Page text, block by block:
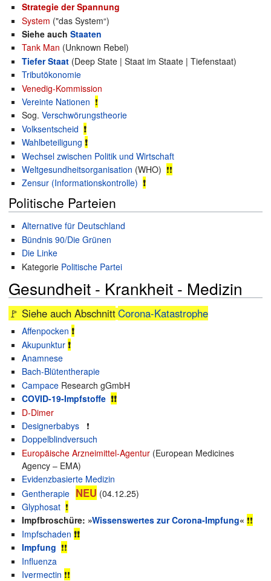
Strategie der Spannung
System ("das System“)
Siehe auchStaaten
Tank Man (Unknown Rebel)
Tiefer Staat (Deep State | Staat im Staate | Tiefenstaat)
Tributökonomie
Venedig-Kommission
Vereinte Nationen ❗
Sog.Verschwörungstheorie
Volksentscheid ❗
Wahlbeteiligung ❗
Wechsel zwischen Politik und Wirtschaft
Weltgesundheitsorganisation (WHO) ❗❗
Zensur (Informationskontrolle) ❗
Politische Parteien
Alternative für Deutschland
Bündnis 90/Die Grünen
Die Linke
Kategorie Politische Partei
Gesundheit - Krankheit - Medizin
🚩 Siehe auch AbschnittCorona-Katastrophe
Affenpocken ❗
Akupunktur ❗
Anamnese
Bach-Blütentherapie
Campace Research gGmbH
CO­VID-19-Impf­stof­fe ❗❗
D-Dimer
Designerbabys ❗
Doppelblindversuch
Europäische Arzneimittel-Agentur (European Medicines
Agency – EMA)
Evidenzbasierte Medizin
Gentherapie NEU (04.12.25)
Glyphosat ❗
Impfbroschüre: »Wissenswertes zur Corona-Impfung« ❗❗
Impfschaden ❗❗
Impfung ❗❗
Influenza
Ivermectin ❗❗